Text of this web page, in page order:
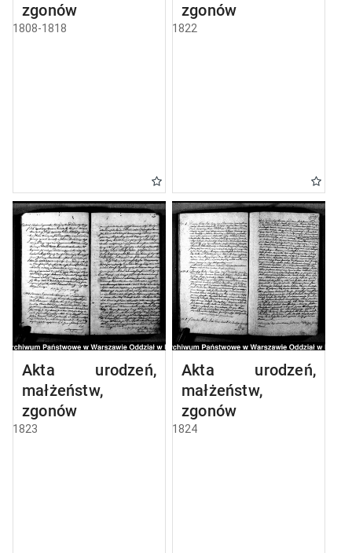
zgonów
1808-1818
zgonów
1822
Akta urodzeń,
małżeństw,
zgonów
1823
Akta urodzeń,
małżeństw,
zgonów
1824